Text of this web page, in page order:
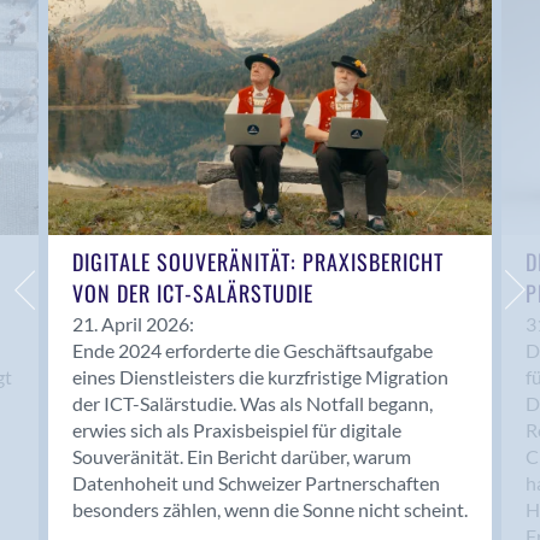
Anwil
Appenzell
Au SG
Baar
Baden
Balsthal
Balzers
Basel
Bassersdorf
Belp
Bendern
Benken (SG)
Bergdietikon
Berlin
Bern
Bern - Liebefeld
DIGITALE SOUVERÄNITÄT: PRAXISBERICHT
VON DER ICT-SALÄRSTUDIE
21. April 2026:
Ende 2024 erforderte die Geschäftsaufgabe
eines Dienstleisters die kurzfristige Migration
der ICT-Salärstudie. Was als Notfall begann,
erwies sich als Praxisbeispiel für digitale
Souveränität. Ein Bericht darüber, warum
Datenhoheit und Schweizer Partnerschaften
besonders zählen, wenn die Sonne nicht scheint.